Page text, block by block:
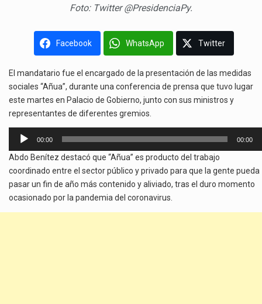
Foto: Twitter @PresidenciaPy.
Facebook WhatsApp Twitter
El mandatario fue el encargado de la presentación de las medidas
sociales “Añua”, durante una conferencia de prensa que tuvo lugar
este martes en Palacio de Gobierno, junto con sus ministros y
representantes de diferentes gremios.
Reproductor
audio
00:00 00:00
Abdo Benítez destacó que “Añua” es producto del trabajo
coordinado entre el sector público y privado para que la gente pueda
pasar un fin de año más contenido y aliviado, tras el duro momento
ocasionado por la pandemia del coronavirus.